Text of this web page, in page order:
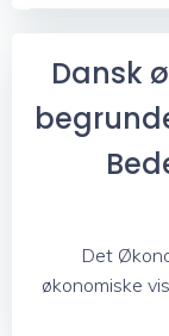
Dansk
Det
økonomiske